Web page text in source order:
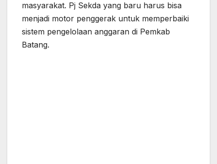
masyarakat. Pj Sekda yang baru harus bisa
menjadi motor penggerak untuk memperbaiki
sistem pengelolaan anggaran di Pemkab
Batang.